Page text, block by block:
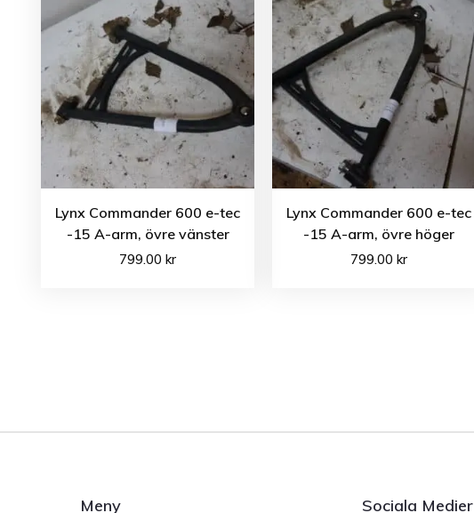
Lynx Commander 600 e-tec
-15 A-arm, övre vänster
799.00kr
Lynx Commander 600 e-tec
-15 A-arm, övre höger
799.00kr
Meny Sociala Medier